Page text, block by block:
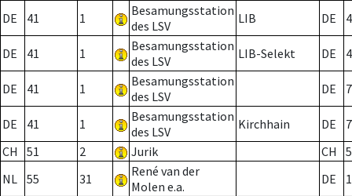
DE 41 1
Besamungsstation
des LSV
LIB DE
DE 41 1
Besamungsstation
des LSV
LIB-Selekt DE
DE 41 1
Besamungsstation
des LSV
DE 7
DE 41 1
Besamungsstation
des LSV
Kirchhain DE
7
CH
51 2 Jurik CH
NL 55 31
René van der
Molen e.a.
DE